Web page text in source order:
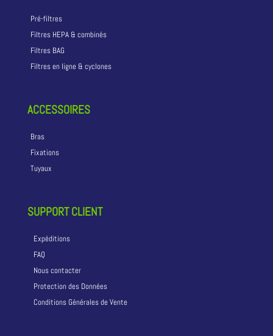
Pré-filtres
Filtres HEPA & combinés
Filtres BAG
Filtres en ligne & cyclones
ACCESSOIRES
Bras
Fixations
Tuyaux
SUPPORT CLIENT
Expéditions
FAQ
Nous contacter
Protection des Données
Conditions Générales de Vente